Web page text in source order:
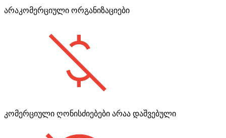
არაკომერციული ორგანიზაციები
კომერციული ღონისძიებები არაა დაშვებული